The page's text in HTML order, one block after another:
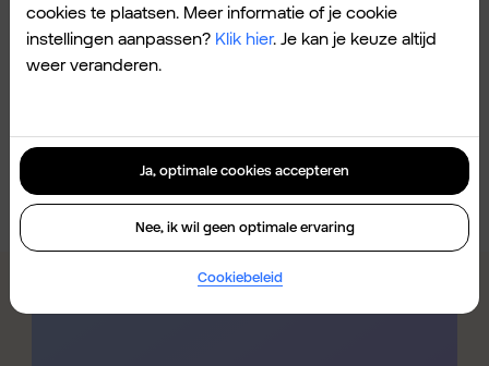
Bij Odido kies je uit verschillende Sim Only
abonnementen. Van basis tot Unlimited.
welkSim Only abonnementbij je past en
bespaar geld.
cookies te plaatsen. Meer informatie of je cookie
instellingen aanpassen? Klik hier. Je kan je keuze altijd
weer veranderen.
Ja, optimale cookies accepteren
Nee, ik wil geen optimale ervaring
Cookiebeleid